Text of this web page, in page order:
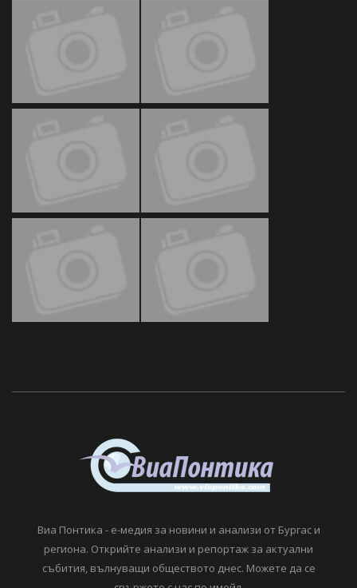
Виа Понтика - е-медия за новини и анализи от Бургас и
региона. Открийте анализи и репортаж за актуални
събития, вълнуващи обществото днес. Можете да се